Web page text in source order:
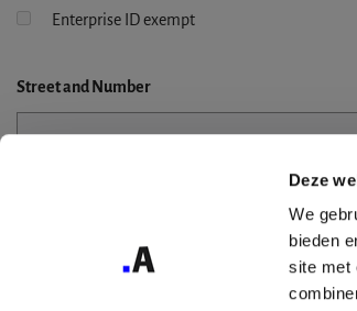
Deze
We
bieden
site met
Enterprise ID exempt
Streetand Number